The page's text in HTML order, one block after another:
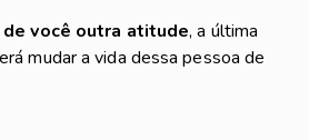
você outra atitude, a última
mudar a vida dessa pessoa de